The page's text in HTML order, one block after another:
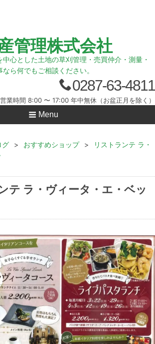
管理株式会社
心とした土地の草刈管理・売買仲介・測量・
ら何でもご相談ください。
0287-63-4811
営業時間 8:00 〜 17:00 年中無休（お盆正月を除く）
Menu
グ > おすすめショップ >
リストランテ ラ・
テ ラ・ヴィータ・エ・ベッ